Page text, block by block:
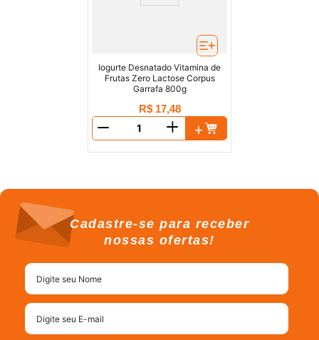
Iogurte Desnatado Vitamina de
Frutas Zero Lactose Corpus
Garrafa 800g
R$ 17,48
＋
Cadastre-se para receber
nossas ofertas!